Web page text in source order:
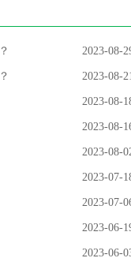
2023-08-
2023-08-
2023-08-
2023-08-
2023-08-
2023-07-
2023-07-
2023-06-
2023-06-